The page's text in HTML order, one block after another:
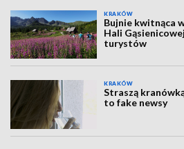
KRAKÓW
Bujnie kwitnąca
Hali
turystów
KRAKÓW
Straszą
to fake newsy